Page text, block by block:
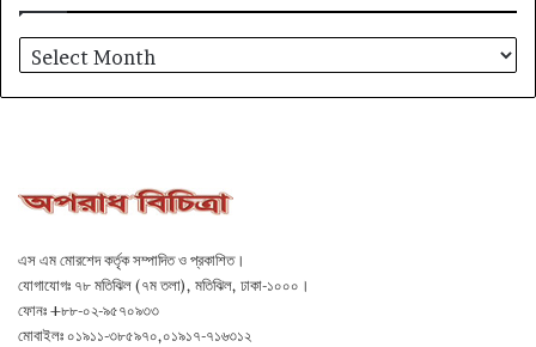
আর্কাইভ
এস এম মোরশেদ কর্তৃক সম্পাদিত ও প্রকাশিত।
যোগাযোগঃ ৭৮ মতিঝিল (৭ম তলা), মতিঝিল, ঢাকা-১০০০।
ফোনঃ +৮৮-০২-৯৫৭০৯৩৩
মোবাইলঃ ০১৯১১-৩৮৫৯৭০,০১৯১৭-৭১৬৩১২